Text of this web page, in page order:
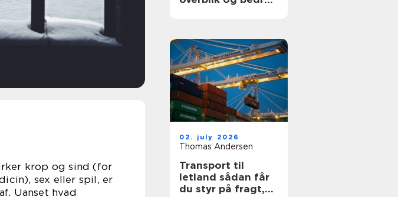
krop og sind (for
sex eller spil, er
Uanset hvad
02. july 2026
Thomas Andersen
Transport til
letland sådan får
du styr på fragt,